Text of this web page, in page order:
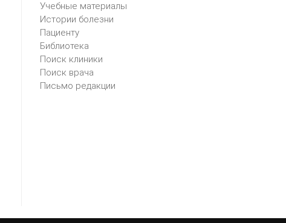
Учебные материалы
Истории болезни
Пациенту
Библиотека
Поиск клиники
Поиск врача
Письмо редакции